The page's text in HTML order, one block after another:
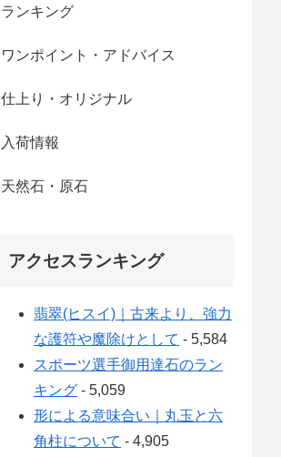
ランキング
ワンポイント・アドバイス
仕上り・オリジナル
入荷情報
天然石・原石
アクセスランキング
翡翠(ヒスイ)｜古来より、強力
な護符や魔除けとして - 5,584
スポーツ選手御用達石のラン
キング - 5,059
形による意味合い｜丸玉と六
角柱について - 4,905